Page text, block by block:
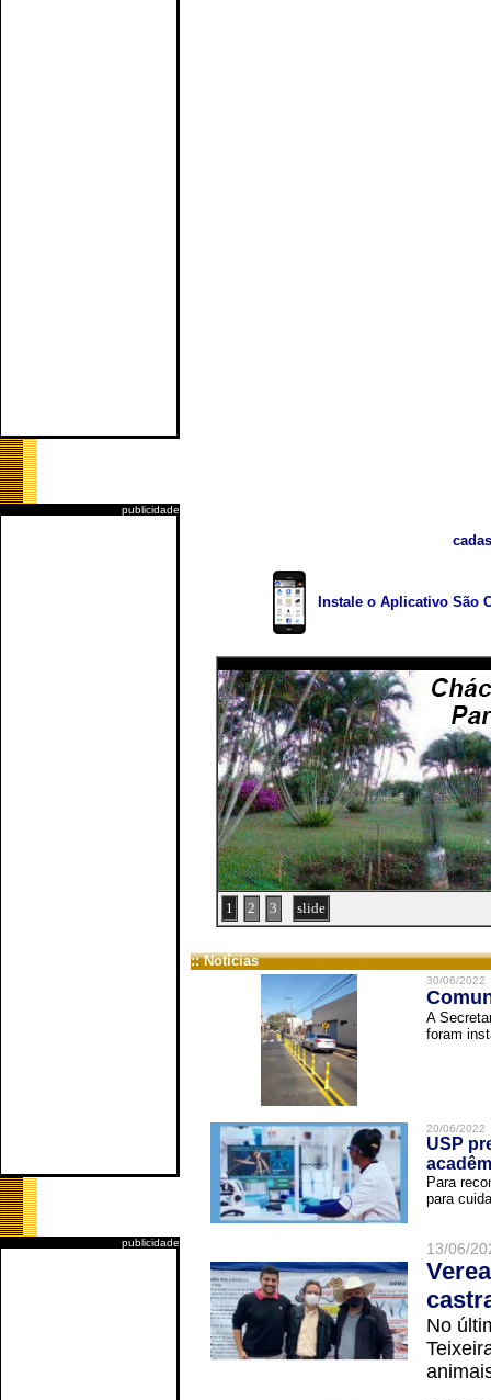
publicidade
publicidade
Instale o Aplicativo São
1 2 3 slide
:: Notícias
30/06/2022
A
foram
20/06/2022
USP
Para
para
13/06/
No